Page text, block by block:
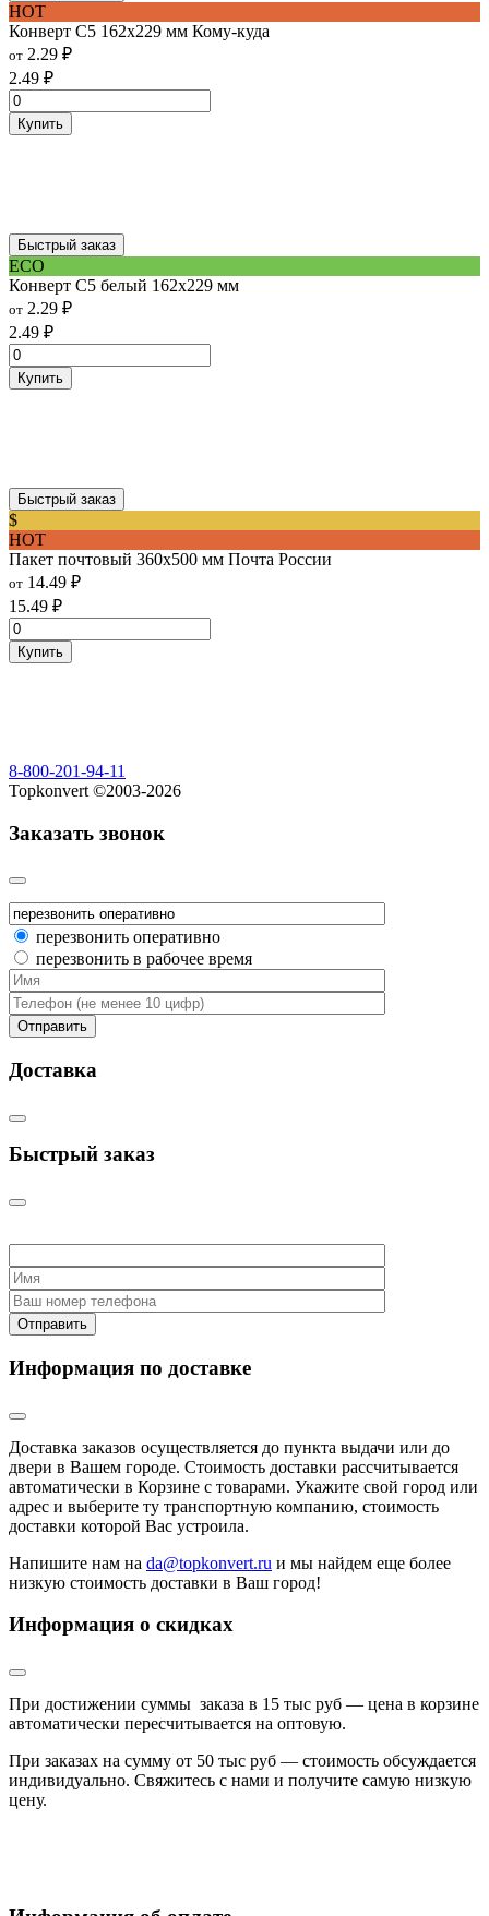
HOT
Конверт С5 162x229 мм Кому-куда
от 2.29 ₽
2.49 ₽
Купить
Быстрый заказ
ECO
Конверт С5 белый 162х229 мм
от 2.29 ₽
2.49 ₽
Купить
Быстрый заказ
$
HOT
Пакет почтовый 360х500 мм Почта России
от 14.49 ₽
15.49 ₽
Купить
8-800-201-94-11
Topkonvert ©2003-2026
Заказать звонок
перезвонить оперативно
перезвонить в рабочее время
Доставка
Быстрый заказ
Информация по доставке
Доставка заказов осуществляется до пункта выдачи или до
двери в Вашем городе. Стоимость доставки рассчитывается
автоматически в Корзине с товарами. Укажите свой город или
адрес и выберите ту транспортную компанию, стоимость
доставки которой Вас устроила.
Напишите нам на da@topkonvert.ru и мы найдем еще более
низкую стоимость доставки в Ваш город!
Информация о скидках
При достижении суммы заказа в 15 тыс руб — цена в корзине
автоматически пересчитывается на оптовую.
При заказах на сумму от 50 тыс руб — стоимость обсуждается
индивидуально. Свяжитесь с нами и получите самую низкую
цену.